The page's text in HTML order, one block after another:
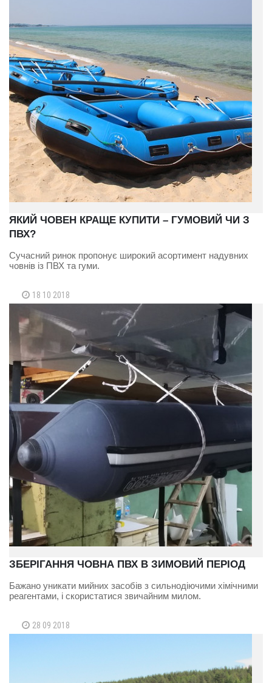
ЯКИЙ ЧОВЕН КРАЩЕ КУПИТИ – ГУМОВИЙ ЧИ З
ПВХ?
Сучасний ринок пропонує широкий асортимент надувних
човнів із ПВХ та гуми.
18 10 2018
ЗБЕРІГАННЯ ЧОВНА ПВХ В ЗИМОВИЙ ПЕРІОД
Бажано уникати мийних засобів з сильнодіючими хімічними
реагентами, і скористатися звичайним милом.
28 09 2018